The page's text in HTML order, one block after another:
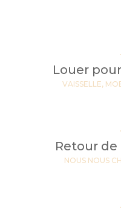
Louer
VAISSELLE,
Retour de
NOUS NOUS